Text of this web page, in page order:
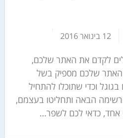
12 בינואר 2016
לקדם את האתר שלכם,
שלכם מספיק בשל
וכדי שתוכלו להתחיל
הבאה ותחליטו בעצמם,
אחד, כדאי לכם לשפר…